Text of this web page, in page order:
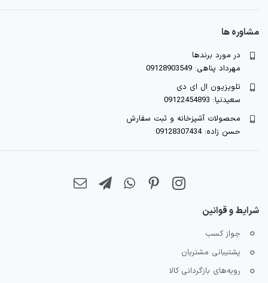
مشاوره ها
در مورد برندها
مهرداد پناهی: 09128903549
تلویزیون ال ای دی
سعیدنیا: 09122454893
محصولات آشپزخانه و ثبت سفارش
حسن زاده: 09128307434
شرایط و قوانین
جواز کسب
پشتیبانی مشتریان
رویه‌های بازگردانی کالا